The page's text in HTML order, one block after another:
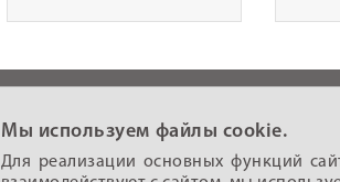
© 2010-2026 ИООО «АНРЭКС», УНП 200603485
Политика конфиденциальности
Мы используем файлы cookie.
Для реализации основных функций